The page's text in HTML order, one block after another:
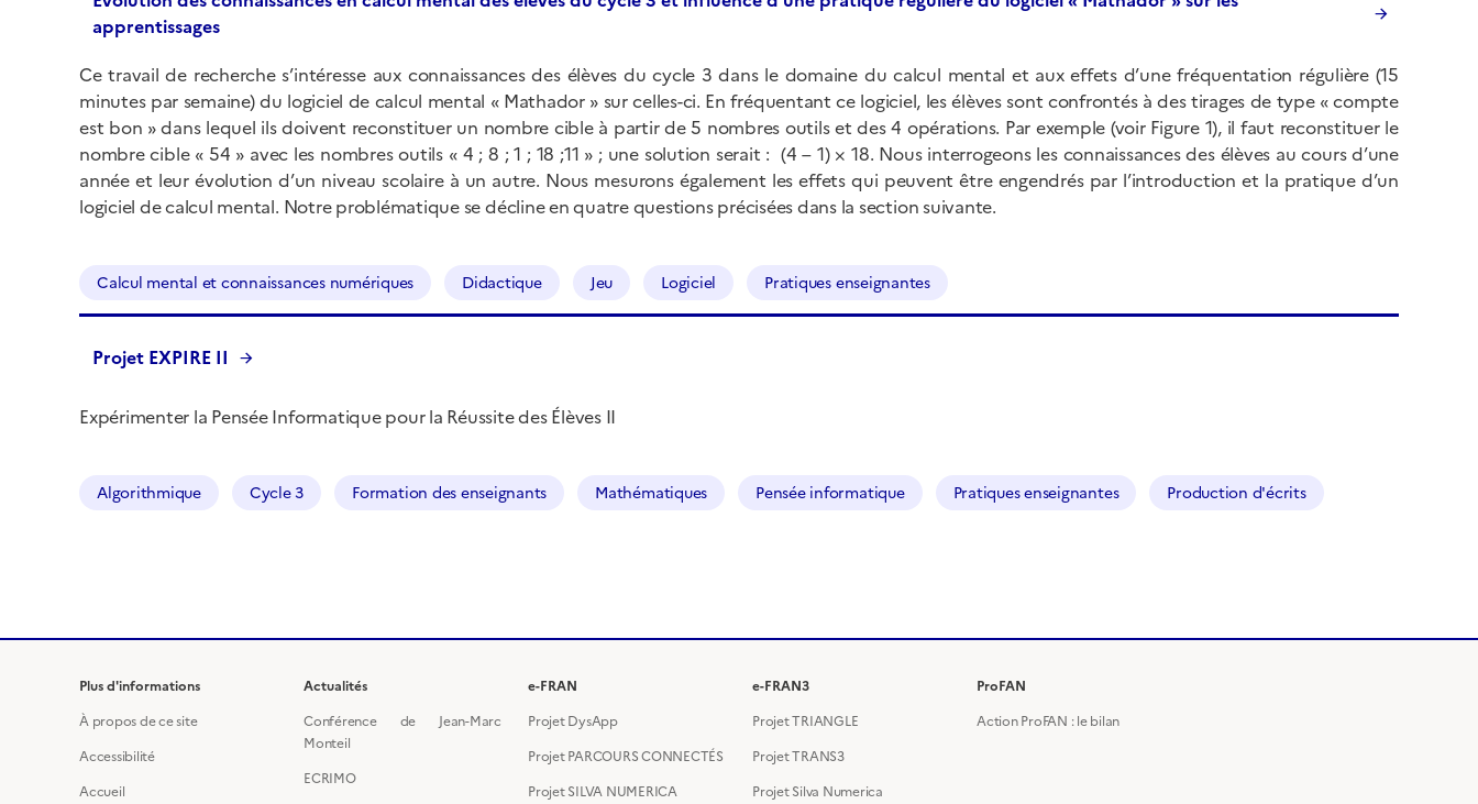
apprentissages
Ce travail de recherche s’intéresse aux connaissances des élèves du cycle 3 dans le domaine du calcul mental et aux effets d’une fréquentation régulière (15
minutes par semaine) du logiciel de calcul mental « Mathador » sur celles-ci. En fréquentant ce logiciel, les élèves sont confrontés à des tirages de type « compte
est bon » dans lequel ils doivent reconstituer un nombre cible à partir de 5 nombres outils et des 4 opérations. Par exemple (voir Figure 1), il faut reconstituer le
nombre cible « 54 » avec les nombres outils « 4 ; 8 ; 1 ; 18 ;11 » ; une solution serait : (4 – 1) × 18. Nous interrogeons les connaissances des élèves au cours d’une
année et leur évolution d’un niveau scolaire à un autre. Nous mesurons également les effets qui peuvent être engendrés par l’introduction et la pratique d’un
logiciel de calcul mental. Notre problématique se décline en quatre questions précisées dans la section suivante.
Calcul mental et connaissances numériques Didactique Jeu Logiciel Pratiques enseignantes
Projet EXPIRE II
Expérimenter la Pensée Informatique pour la Réussite des Élèves II
Algorithmique Cycle 3 Formation des enseignants Mathématiques Pensée informatique Pratiques enseignantes Production d'écrits
Plus d'informations
À propos de ce site
Accessibilité
Accueil
Actualités
Conférence de Jean-Marc
Monteil
ECRIMO
e-FRAN
Projet DysApp
Projet PARCOURS CONNECTÉS
Projet SILVA NUMERICA
e-FRAN3
Projet TRIANGLE
Projet TRANS3
Projet Silva Numerica
ProFAN
Action ProFAN : le bilan